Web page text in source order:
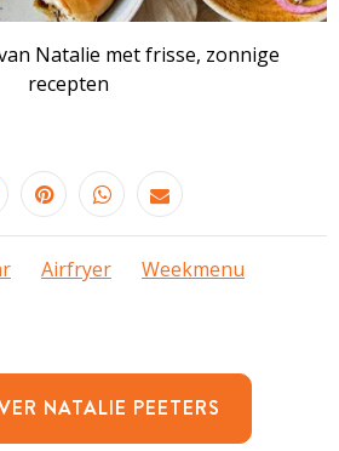
Natalie met frisse, zonnige
recepten
Airfryer
Weekmenu
NATALIE PEETERS